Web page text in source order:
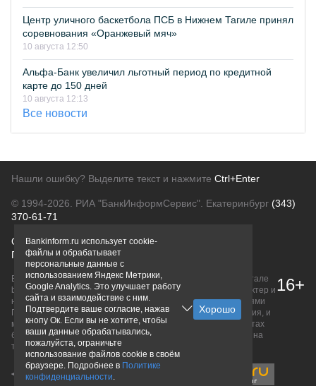
Центр уличного баскетбола ПСБ в Нижнем Тагиле принял
соревнования «Оранжевый мяч»
10 августа 12:50
Альфа-Банк увеличил льготный период по кредитной
карте до 150 дней
10 августа 12:13
Все новости
Нашли ошибку? Выделите текст и нажмите Ctrl+Enter
© 1994-2026. РИА "БанкИнформСервис". Екатеринбург (343)
370-61-71
О проектеПолитика конфиденциальности
Правовая информацияДля рекламодателей
Вся информация о продуктах банков, размещенная на портале
bankinform.ru, носит исключительно ознакомительный характер и
не является публичной офертой, определяемой положениями
ГК РФ. Информация не содержит точного и полного описания, и
может быть изменена. Конечные условия уточняйте на сайтах
банков или при личном обращении. Исключительное право на
товарные знаки принадлежит их правообладателям.
16+
Bankinform.ru использует cookie-
файлы и обрабатывает
персональные данные с
использованием Яндекс Метрики,
Google Analytics. Это улучшает работу
сайта и взаимодействие с ним.
Подтвердите ваше согласие, нажав
кнопу Ок. Если вы не хотите, чтобы
ваши данные обрабатывались,
пожалуйста, ограничьте
использование файлов cookie в своём
браузере. Подробнее в Политике
конфиденциальности.